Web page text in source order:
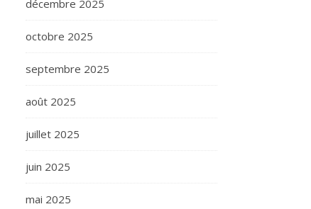
décembre 2025
octobre 2025
septembre 2025
août 2025
juillet 2025
juin 2025
mai 2025